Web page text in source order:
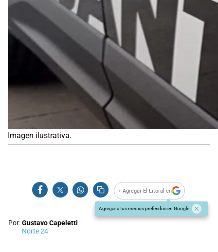
Imagen ilustrativa.
+ Agregar El Litoral en
Agregar a tus medios preferidos en Google
Por:Gustavo Capeletti
Norte 24